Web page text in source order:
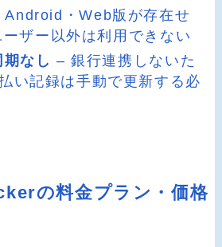
Android・Web版が存在せ
ザー以外は利用できない
なし – 銀行連携しないた
い記録は手動で更新する必
の料金プラン・価格